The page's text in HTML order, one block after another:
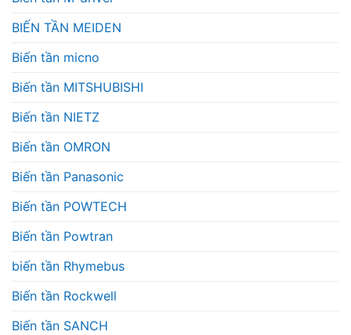
BIẾN TẦN MEIDEN
Biến tần micno
Biến tần MITSHUBISHI
Biến tần NIETZ
Biến tần OMRON
Biến tần Panasonic
Biến tần POWTECH
Biến tần Powtran
biến tần Rhymebus
Biến tần Rockwell
Biến tần SANCH